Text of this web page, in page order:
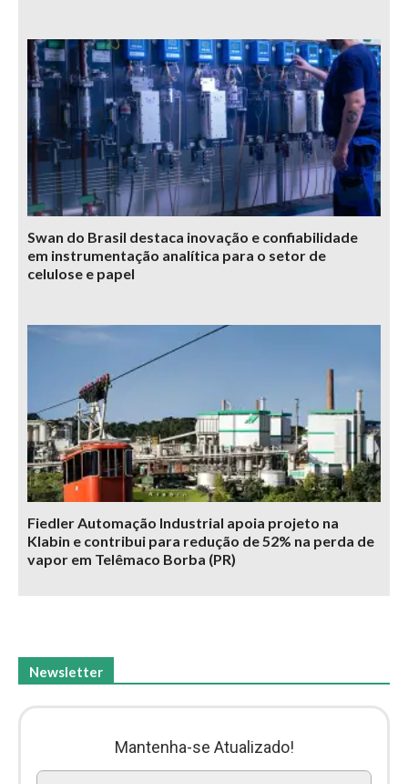
Swan do Brasil destaca inovação e confiabilidade
em instrumentação analítica para o setor de
celulose e papel
Fiedler Automação Industrial apoia projeto na
Klabin e contribui para redução de 52% na perda de
vapor em Telêmaco Borba (PR)
Newsletter
Mantenha-se Atualizado!